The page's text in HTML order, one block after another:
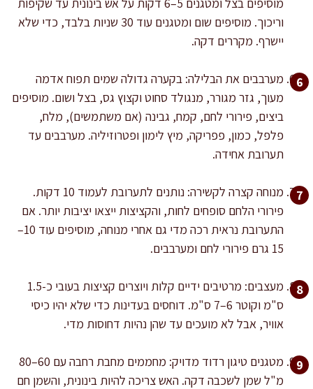
וריכוך. מוסיפים שום ומטגנים עוד 30 שניות בלבד, כדי שלא
יישרף. מקררים דקה.
מערבבים את הבלילה: בקערה גדולה שמים תפוח אדמה
מעוך, גזר מגורר, מנגולד סחוט וקצוץ גס, בצל ושום. מוסיפים
ביצים, פירורי לחם, קמח, גבינה (אם משתמשים), מלח,
פלפל, כמון, פפריקה, מיץ לימון ופטרוזיליה. מערבבים עד
תערובת אחידה.
מנוחה קצרה לקשירה: נותנים לתערובת לעמוד 10 דקות.
פירורי הלחם סופחים לחות, והקציצות ייצאו יציבות יותר. אם
התערובת נראית רכה מדי גם אחרי מנוחה, מוסיפים עוד 10–
15 גרם פירורי לחם ומערבבים.
מעצבים: מרטיבים ידיים קלות ויוצרים קציצות בעובי כ-1.5
ס"מ וקוטר 6–7 ס"מ. דוחסים בעדינות כדי שלא יהיו כיסי
אוויר, אבל לא מועכים עד שהן נהיות דחוסות מדי.
מטגנים טיגון רדוד מדויק: מחממים מחבת רחבה עם 60–80
מ"ל שמן לשכבה דקה. האש צריכה להיות בינונית, והשמן חם